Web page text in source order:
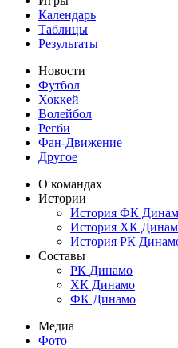
Календарь
Таблицы
Результаты
Новости
Футбол
Хоккей
Волейбол
Регби
Фан-Движение
Другое
О командах
Истории
История ФК
История ХК
История РК
Составы
РК Динамо
ХК Динамо
ФК Динамо
Медиа
Фото